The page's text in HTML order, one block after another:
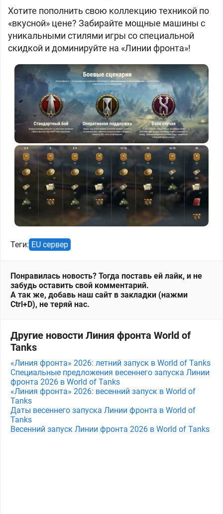
Хотите пополнить свою коллекцию техникой по
«вкусной» цене? Забирайте мощные машины с
уникальными стилями игры со специальной
скидкой и доминируйте на «Линии фронта»!
Теги: EU сервер
Понравилась новость? Тогда поставь ей лайк, и не
забудь оставить свой комментарий.
А так же, добавь наш сайт в закладки (нажми
Ctrl+D), не теряй нас.
Другие новости Линия фронта World of
Tanks
«Линия фронта» 2026: летний запуск в World of Tanks
Специальные предложения весеннего запуска Линии
фронта 2026 в World of Tanks
«Линия фронта» 2026: весенний запуск в World of
Tanks
Даты весеннего запуска Линии фронта в World of
Tanks
Весенний запуск Линии фронта 2026 в World of Tanks